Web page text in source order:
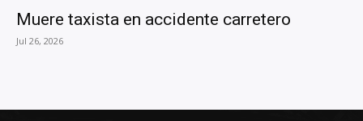
Muere taxista en accidente carretero
Jul 26, 2026